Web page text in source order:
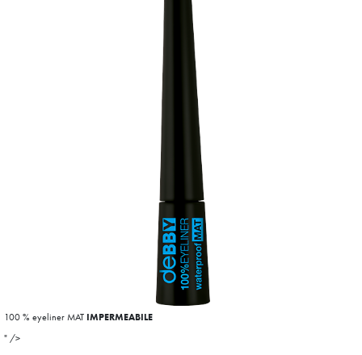
100% eyeliner MAT IMPERMEABILE
" />